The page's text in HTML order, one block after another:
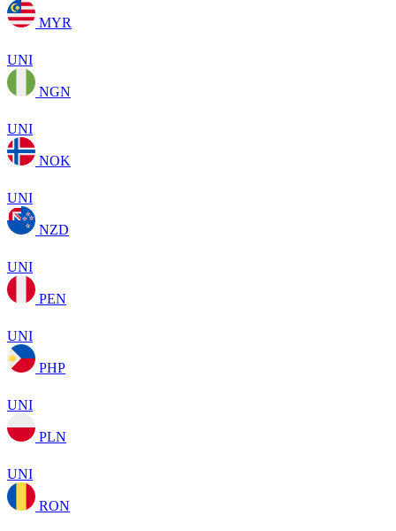
MYR
UNI
NGN
UNI
NOK
UNI
NZD
UNI
PEN
UNI
PHP
UNI
PLN
UNI
RON